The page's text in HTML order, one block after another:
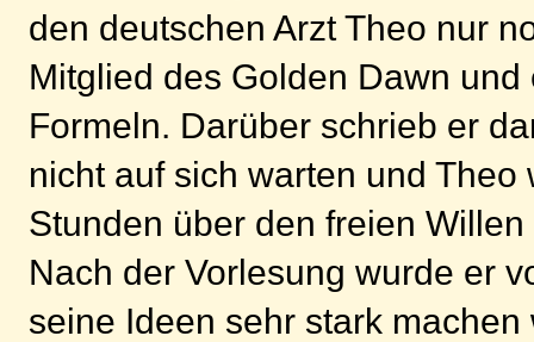
den deutschen Arzt Theo nur
Mitglied des Golden Dawn
Formeln. Darüber schrieb er
nicht auf sich warten und
Stunden über den freien
Nach der Vorlesung wurde er
seine Ideen sehr stark